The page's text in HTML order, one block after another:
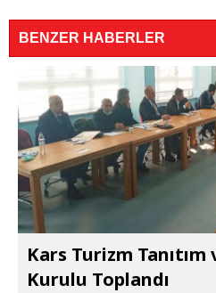
BENZER HABERLER
Kars Turizm
Kurulu Toplandı